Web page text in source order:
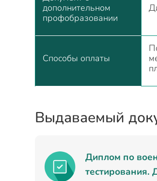
дополнительном
профобразовании
Способы оплаты
Выдаваемый
Диплом по